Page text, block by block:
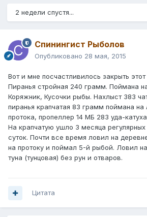
2 недели спустя...
Спинингист Рыболов
Опубликовано 28 мая, 2015
Вот и мне посчастливилось закрыть этот
Пиранья стройная 240 грамм. Поймана
Коряжник, Кусочки рыбы. Нахлыст 383
пиранья крапчатая 83 грамм поймана на
протока, пропеллер 14 МБ 283 уда-
На крапчатую ушло 3 месяца
суток. Почти все время ловил на
на протоку и поймал 5-й рыбой. Ловил
туна (тунцовая) без рун и отваров.
Цитата